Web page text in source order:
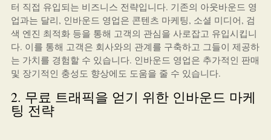
터 직접 유입되는 비즈니스 전략입니다. 기존의 아웃바운드 영
업과는 달리, 인바운드 영업은 콘텐츠 마케팅, 소셜 미디어, 검
색 엔진 최적화 등을 통해 고객의 관심을 사로잡고 유입시킵니
다. 이를 통해 고객은 회사와의 관계를 구축하고 그들이 제공하
는 가치를 경험할 수 있습니다. 인바운드 영업은 추가적인 판매
및 장기적인 충성도 향상에도 도움을 줄 수 있습니다.
2. 무료 트래픽을 얻기 위한 인바운드 마케
팅 전략